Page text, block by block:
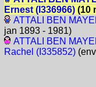
Ernest (I336966)(10
ATTALI BEN
jan 1893 - 1981)
ATTALI BEN
Rachel (I335852)(env